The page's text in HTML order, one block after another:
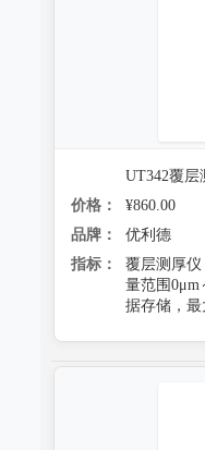
UT342覆层
价格：
¥860.00
品牌：
优利德
指标：
覆层测厚仪
量范围0μm
据存储，最